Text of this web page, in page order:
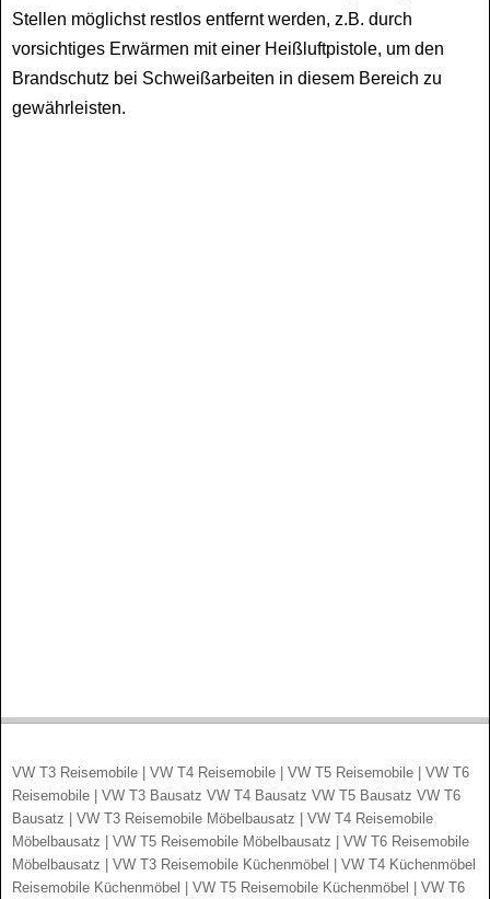
Stellen möglichst restlos entfernt werden, z.B. durch
vorsichtiges Erwärmen mit einer Heißluftpistole, um den
Brandschutz bei Schweißarbeiten in diesem Bereich zu
gewährleisten.
VW T3 Reisemobile | VW T4 Reisemobile | VW T5 Reisemobile | VW T6
Reisemobile | VW T3 Bausatz VW T4 Bausatz VW T5 Bausatz VW T6
Bausatz | VW T3 Reisemobile Möbelbausatz | VW T4 Reisemobile
Möbelbausatz | VW T5 Reisemobile Möbelbausatz | VW T6 Reisemobile
Möbelbausatz | VW T3 Reisemobile Küchenmöbel | VW T4 Küchenmöbel
Reisemobile Küchenmöbel | VW T5 Reisemobile Küchenmöbel | VW T6